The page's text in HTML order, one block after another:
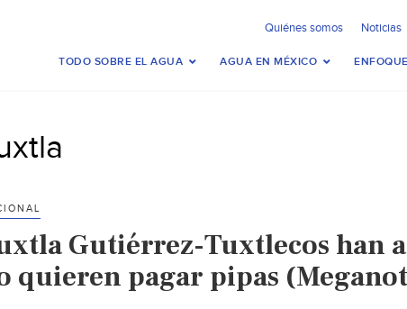
Quiénes somos Noticias
TODO SOBRE EL AGUA AGUA EN MÉXICO
Gutiérrez-Tuxtlecos han
quieren pagar pipas